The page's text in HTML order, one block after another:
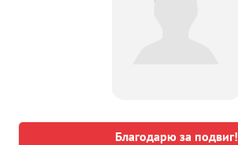
Благодарю за подвиг!